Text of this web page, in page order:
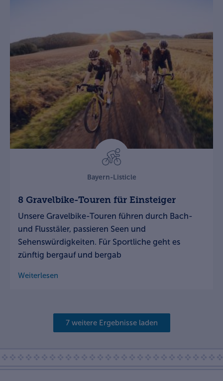
Bayern-Listicle
8 Gravelbike-Touren für Einsteiger
Unsere Gravelbike-Touren führen durch Bach-
und Flusstäler, passieren Seen und
Sehenswürdigkeiten. Für Sportliche geht es
zünftig bergauf und bergab
Weiterlesen
7 weitere Ergebnisse laden